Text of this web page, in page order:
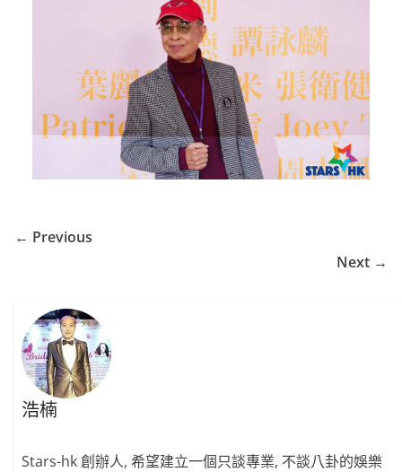
← Previous
Next →
浩楠
Stars-hk 創辦人, 希望建立一個只談專業, 不談八卦的娛樂